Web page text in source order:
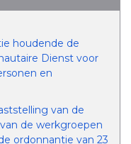
houdende de
Dienst voor
en
van de
de werkgroepen
ordonnantie van 23